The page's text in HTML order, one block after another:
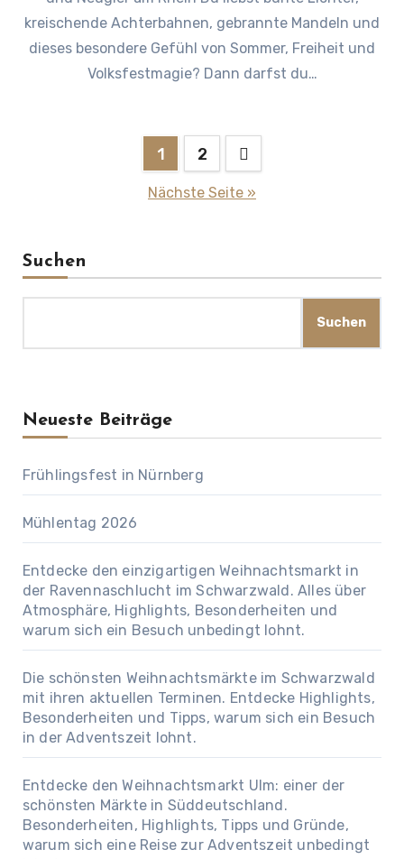
kreischende Achterbahnen, gebrannte Mandeln und
dieses besondere Gefühl von Sommer, Freiheit und
Volksfestmagie? Dann darfst du…
Seitennummerierung
1 2
Nächste Seite »
Suchen
Suchen
Neueste Beiträge
Frühlingsfest in Nürnberg
Mühlentag 2026
Entdecke den einzigartigen Weihnachtsmarkt in
der Ravennaschlucht im Schwarzwald. Alles über
Atmosphäre, Highlights, Besonderheiten und
warum sich ein Besuch unbedingt lohnt.
Die schönsten Weihnachtsmärkte im Schwarzwald
mit ihren aktuellen Terminen. Entdecke Highlights,
Besonderheiten und Tipps, warum sich ein Besuch
in der Adventszeit lohnt.
Entdecke den Weihnachtsmarkt Ulm: einer der
schönsten Märkte in Süddeutschland.
Besonderheiten, Highlights, Tipps und Gründe,
warum sich eine Reise zur Adventszeit unbedingt